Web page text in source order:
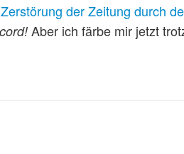
Zerstörung der Zeitung durch
Aber ich färbe mir jetzt